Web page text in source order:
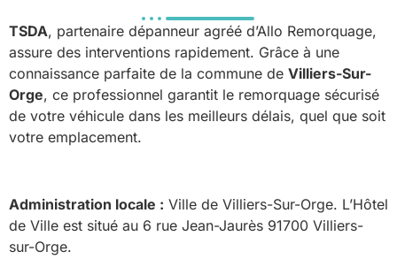
TSDA, partenaire dépanneur agréé d’Allo Remorquage,
assure des interventions rapidement. Grâce à une
connaissance parfaite de la commune de Villiers-Sur-
Orge, ce professionnel garantit le remorquage sécurisé
de votre véhicule dans les meilleurs délais, quel que soit
votre emplacement.
Administration locale : Ville de Villiers-Sur-Orge. L’Hôtel
de Ville est situé au 6 rue Jean-Jaurès 91700 Villiers-
sur-Orge.